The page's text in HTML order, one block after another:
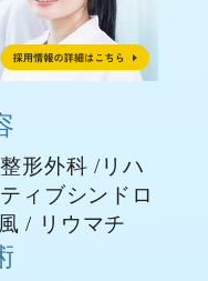
形外科 /リハ
ィブシンドロ
/ リウマチ